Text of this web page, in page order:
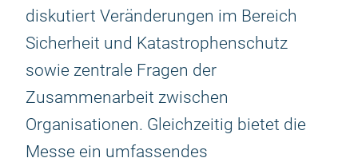
diskutiert Veränderungen im Bereich
Sicherheit und Katastrophenschutz
sowie zentrale Fragen der
Zusammenarbeit zwischen
Organisationen. Gleichzeitig bietet die
Messe ein umfassendes